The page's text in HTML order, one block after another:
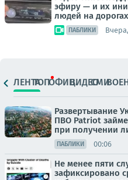
эфиру — и их
людей на
ПАБЛИКИ
ЛЕНТАТОПОФИЦ.ВИДЕОСМИ
Развертывание
ПВО Patriot
при получении
ПАБЛИКИ 00:06
Не менее пяти
зафиксировано